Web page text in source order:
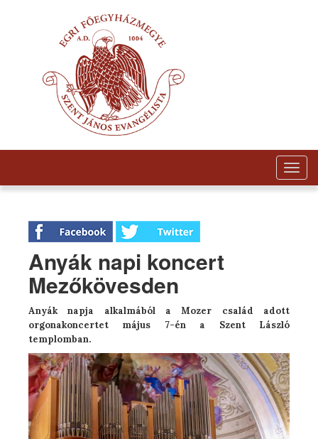
Anyák napi koncert
Mezőkövesden
Anyák napja alkalmából a Mozer család adott
orgonakoncertet május 7-én a Szent László
templomban.